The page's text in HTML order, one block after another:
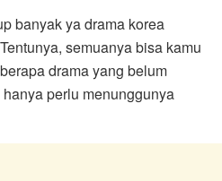
banyak ya drama korea
semuanya bisa kamu
drama yang belum
perlu menunggunya